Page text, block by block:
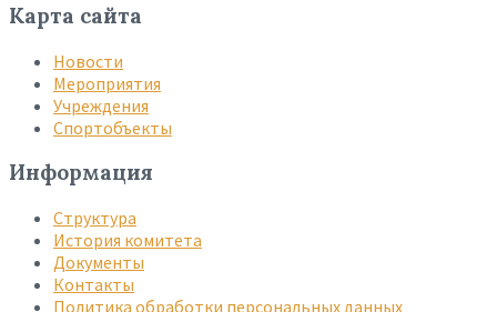
Карта сайта
Новости
Мероприятия
Учреждения
Спортобъекты
Информация
Структура
История комитета
Документы
Контакты
Политика обработки персональных данных